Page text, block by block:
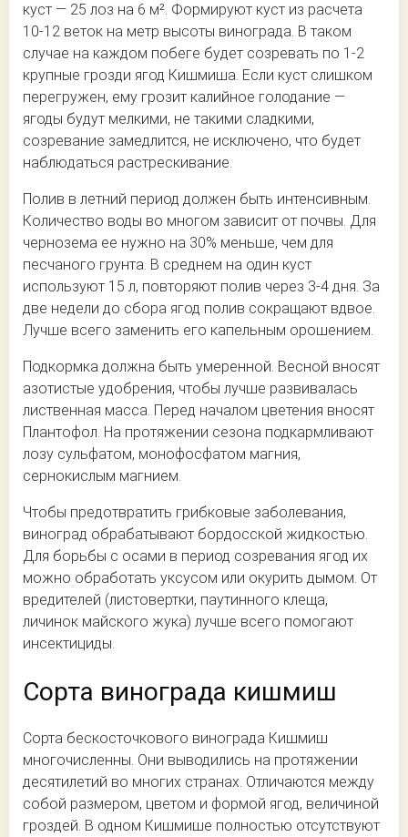
куст — 25 лоз на 6 м². Формируют куст из расчета
10-12 веток на метр высоты винограда. В таком
случае на каждом побеге будет созревать по 1-2
крупные грозди ягод Кишмиша. Если куст слишком
перегружен, ему грозит калийное голодание —
ягоды будут мелкими, не такими сладкими,
созревание замедлится, не исключено, что будет
наблюдаться растрескивание.
Полив в летний период должен быть интенсивным.
Количество воды во многом зависит от почвы. Для
чернозема ее нужно на 30% меньше, чем для
песчаного грунта. В среднем на один куст
используют 15 л, повторяют полив через 3-4 дня. За
две недели до сбора ягод полив сокращают вдвое.
Лучше всего заменить его капельным орошением.
Подкормка должна быть умеренной. Весной вносят
азотистые удобрения, чтобы лучше развивалась
лиственная масса. Перед началом цветения вносят
Плантофол. На протяжении сезона подкармливают
лозу сульфатом, монофосфатом магния,
сернокислым магнием.
Чтобы предотвратить грибковые заболевания,
виноград обрабатывают бордосской жидкостью.
Для борьбы с осами в период созревания ягод их
можно обработать уксусом или окурить дымом. От
вредителей (листовертки, паутинного клеща,
личинок майского жука) лучше всего помогают
инсектициды.
Сорта винограда кишмиш
Сорта бескосточкового винограда Кишмиш
многочисленны. Они выводились на протяжении
десятилетий во многих странах. Отличаются между
собой размером, цветом и формой ягод, величиной
гроздей. В одном Кишмише полностью отсутствуют